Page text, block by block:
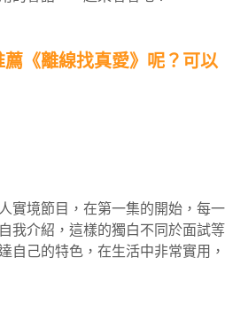
《離線找真愛》呢？可以
實境節目，在第一集的開始，每一
我介紹，這樣的獨白不同於面試等
自己的特色，在生活中非常實用，